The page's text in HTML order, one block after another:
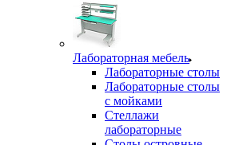
Лабораторная мебель
Лабораторные столы
Лабораторные столы
с мойками
Стеллажи
лабораторные